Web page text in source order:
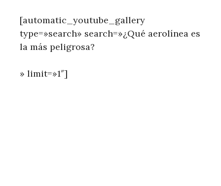
[automatic_youtube_gallery
type=»search» search=»¿Qué aerolínea es
la más peligrosa?
» limit=»1″]